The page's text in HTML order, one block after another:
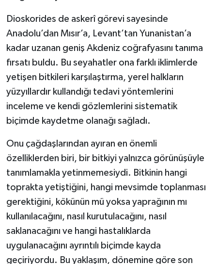
Dioskorides de askerî görevi sayesinde
Anadolu’dan Mısır’a, Levant’tan Yunanistan’a
kadar uzanan geniş Akdeniz coğrafyasını tanıma
fırsatı buldu. Bu seyahatler ona farklı iklimlerde
yetişen bitkileri karşılaştırma, yerel halkların
yüzyıllardır kullandığı tedavi yöntemlerini
inceleme ve kendi gözlemlerini sistematik
biçimde kaydetme olanağı sağladı.
Onu çağdaşlarından ayıran en önemli
özelliklerden biri, bir bitkiyi yalnızca görünüşüyle
tanımlamakla yetinmemesiydi. Bitkinin hangi
toprakta yetiştiğini, hangi mevsimde toplanması
gerektiğini, kökünün mü yoksa yaprağının mı
kullanılacağını, nasıl kurutulacağını, nasıl
saklanacağını ve hangi hastalıklarda
uygulanacağını ayrıntılı biçimde kayda
geçiriyordu. Bu yaklaşım, dönemine göre son